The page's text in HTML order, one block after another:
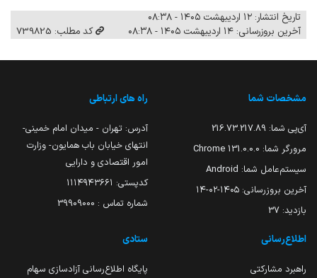
تاریخ انتشار: ۱۲ اردیبهشت ۱۴۰۵ - ۰۸:۳۸
آخرین بروزرسانی: ۱۴ اردیبهشت ۱۴۰۵ - ۰۸:۳۸
کد مطلب: 739825
مشخصات شما
آی‌پی شما: 216.73.217.89
مرورگر شما: 131.0.0.0 Chrome
سیستم‌عامل شما: Android
آخرین بروزرسانی: ۱۴۰۵-۰۲-۱۴
بازدید: 37
راه های ارتباطی
آدرس: تهران - میدان امام خمینی-
انتهای خیابان باب همایون- وزارت
امور اقتصادی و دارایی
کدپستی: ۱۱۱۴۹۴۳۶۶۱
شماره تماس : 39909000
اطلاع‌رسانی
راهبرد مشارکتی
ستادی
پایگاه اطلاع‌رسانی آزادسازی سهام